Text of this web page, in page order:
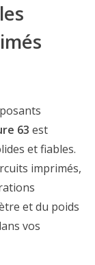
63 est
et fiables.
imprimés,
et du poids
vos